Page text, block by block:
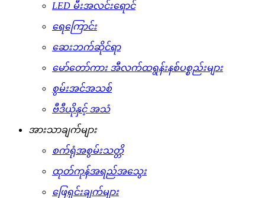
LED မီးအလင်းရောင်
ရေကြောင်း
ဆေးဘက်ဆိုင်ရာ
မော်တော်ကား အီလက်ထရွန်းနစ်ပစ္စည်းများ
စွမ်းအင်အသစ်
ဗီဒီယိုနှင့် အသံ
အားသာချက်များ
စက်ရုံအစွမ်းသတ္တိ
ထုတ်ကုန်အရည်အသွေး
ဖြေရှင်းချက်များ